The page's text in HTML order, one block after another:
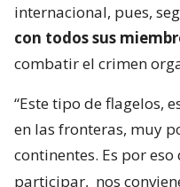
internacional, pues,
con todos sus
combatir el crimen
“Este tipo de flagelos,
en las fronteras, muy
continentes. Es por
participar, nos